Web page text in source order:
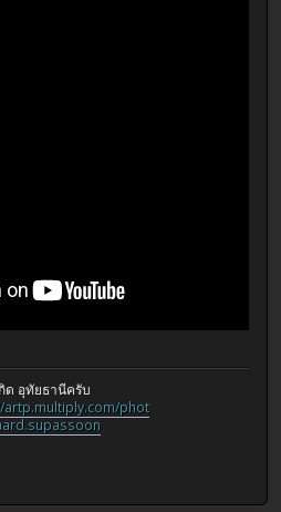
ด อุทัยธานีครับ
artp.multiply.com/phot